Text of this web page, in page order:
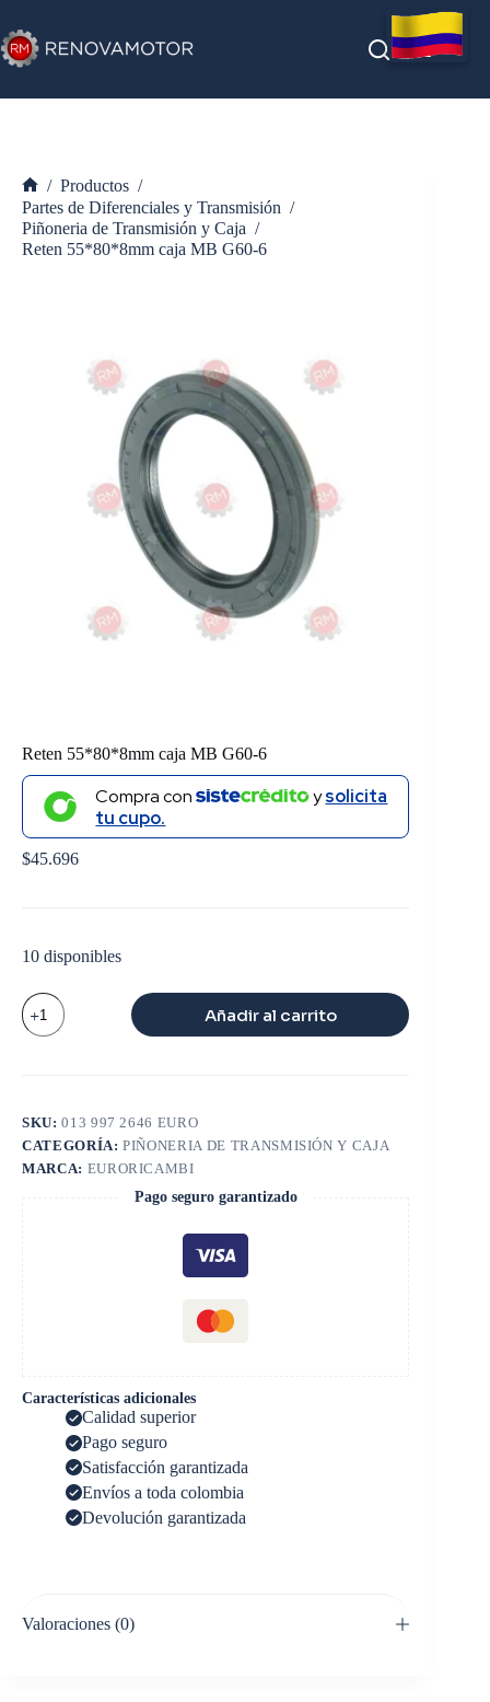
al
contenido
Inicio
/ Productos /
Partes de Diferenciales y Transmisión /
Piñoneria de Transmisión y Caja /
Reten 55*80*8mm caja MB G60-6
Reten 55*80*8mm caja MB G60-6
Compra con ysolicita
tu cupo.
$45.696
10 disponibles
Reten
55*80*8mm
caja
Añadir al carrito
SKU:013 997 2646 EURO
CATEGORÍA:PIÑONERIA DE TRANSMISIÓN Y CAJA
MARCA: EURORICAMBI
Pago seguro garantizado
Características adicionales
Calidad superior
Pago seguro
Satisfacción garantizada
Envíos a toda colombia
Devolución garantizada
Valoraciones (0)